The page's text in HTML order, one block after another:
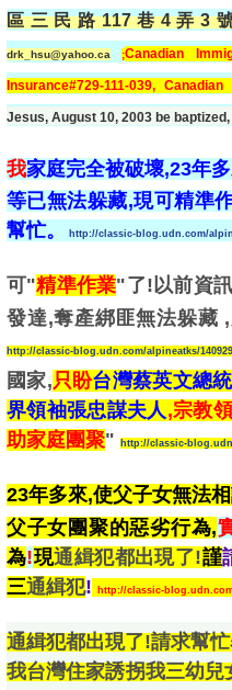
區三民路117巷4弄3
drk_hsu@yahoo.ca ;Canadian
Insurance#729-111-039, Canadian
Jesus, August 10, 2003 be baptized,
我家庭完全被破壞,23年
等已無法躲藏,現可精準
幫忙。
http://classic-blog.udn.com/
可"精準作業"了!以前資
發達,奪產綁匪無法躲藏 ,
http://classic-blog.udn.com/alpineatks/
國家,只盼台灣蔡英文總
界領袖張忠謀夫人 ,宗教
助家庭團聚" http://classic-
23年多來,使父子女無法
父子女團聚的惡劣行為,
為!現通緝犯都出現了!謹
三通緝犯! http://classic-
通緝犯都出現了!請求幫
我台灣住家誘拐我三幼